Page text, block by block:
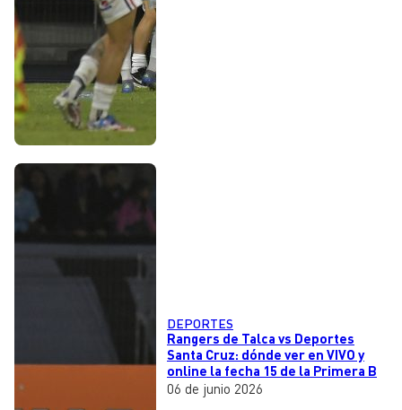
DEPORTES
Rangers de Talca vs Deportes
Santa Cruz: dónde ver en VIVO y
online la fecha 15 de la Primera B
06 de junio 2026